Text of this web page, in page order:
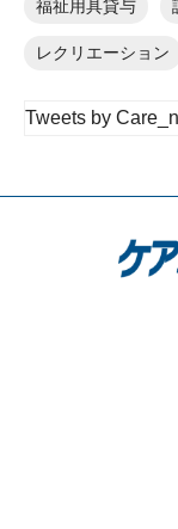
福祉用具貸与
レクリエーション
Tweets by